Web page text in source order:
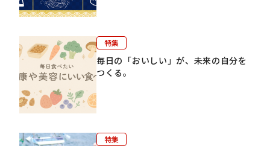
特集
毎日の「おいしい」が、未来の自分を
つくる。
特集